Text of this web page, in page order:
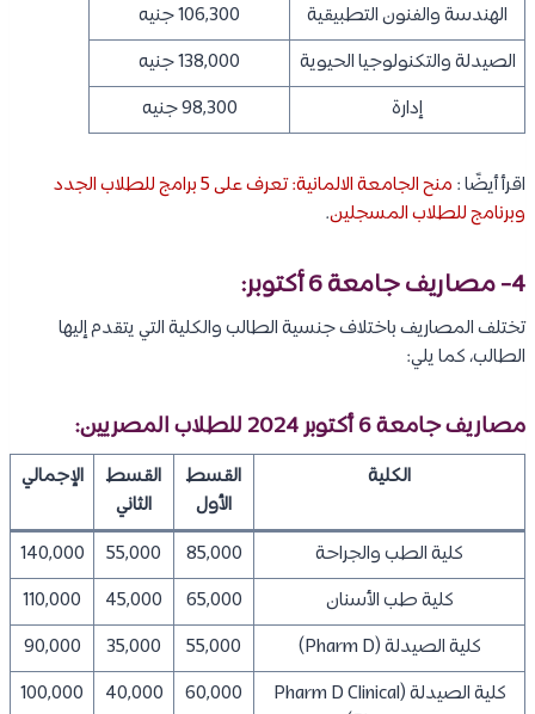
الهندسة والفنون التطبيقية
106,300 جنيه
الصيدلة والتكنولوجيا الحيوية
138,000 جنيه
إدارة
98,300 جنيه
اقرأ أيضًا :
منح الجامعة الالمانية: تعرف على 5 برامج للطلاب الجدد
وبرنامج للطلاب المسجلين.
4- مصاريف جامعة 6 أكتوبر :
تختلف المصاريف باختلاف جنسية الطالب والكلية التي يتقدم إليها
الطالب، كما يلي:
مصاريف جامعة 6 أكتوبر 2024 للطلاب المصريين:
الكلية
القسط
الأول
القسط
الثاني
الإجمالي
كلية الطب والجراحة 85,000
55,000
140,000
كلية طب الأسنان
65,000
45,000
110,000
كلية الصيدلة (Pharm D)
55,000
35,000
90,000
كلية الصيدلة (Pharm D Clinical
60,000
40,000
100,000